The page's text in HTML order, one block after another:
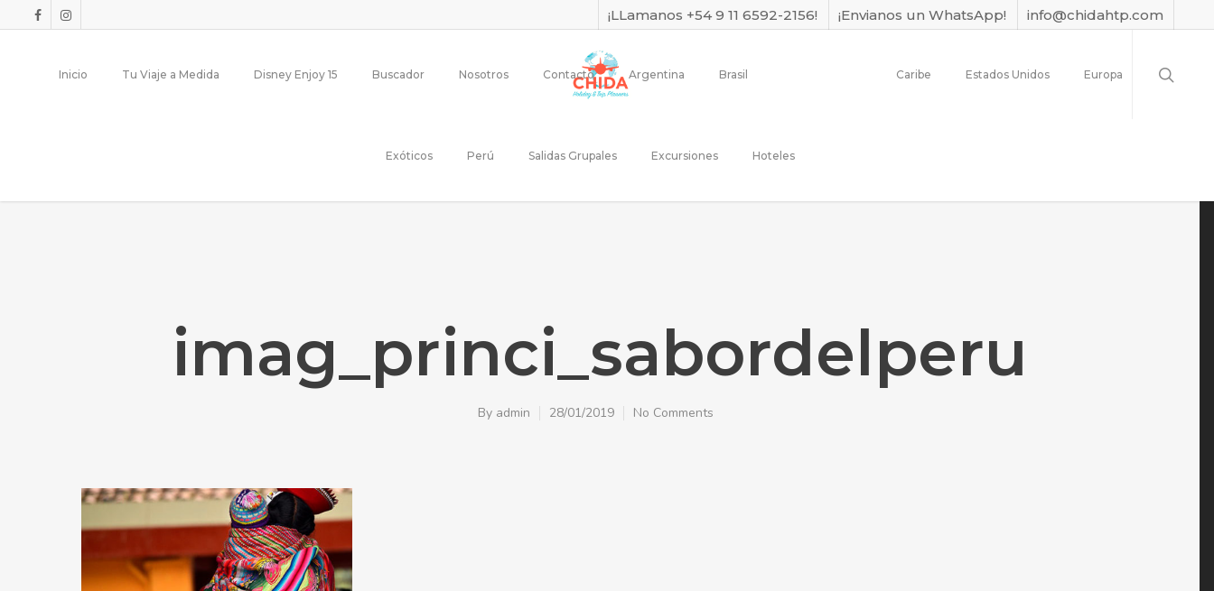
¡LLamanos +54 9 11 6592-2156! ¡Envianos un WhatsApp! info@chidahtp.com
Inicio Tu Viaje a Medida Disney Enjoy 15 Buscador Nosotros Contacto Argentina Brasil Caribe Estados Unidos Europa
Exóticos Perú Salidas Grupales Excursiones Hoteles
imag_princi_sabordelperu
By admin 28/01/2019 No Comments